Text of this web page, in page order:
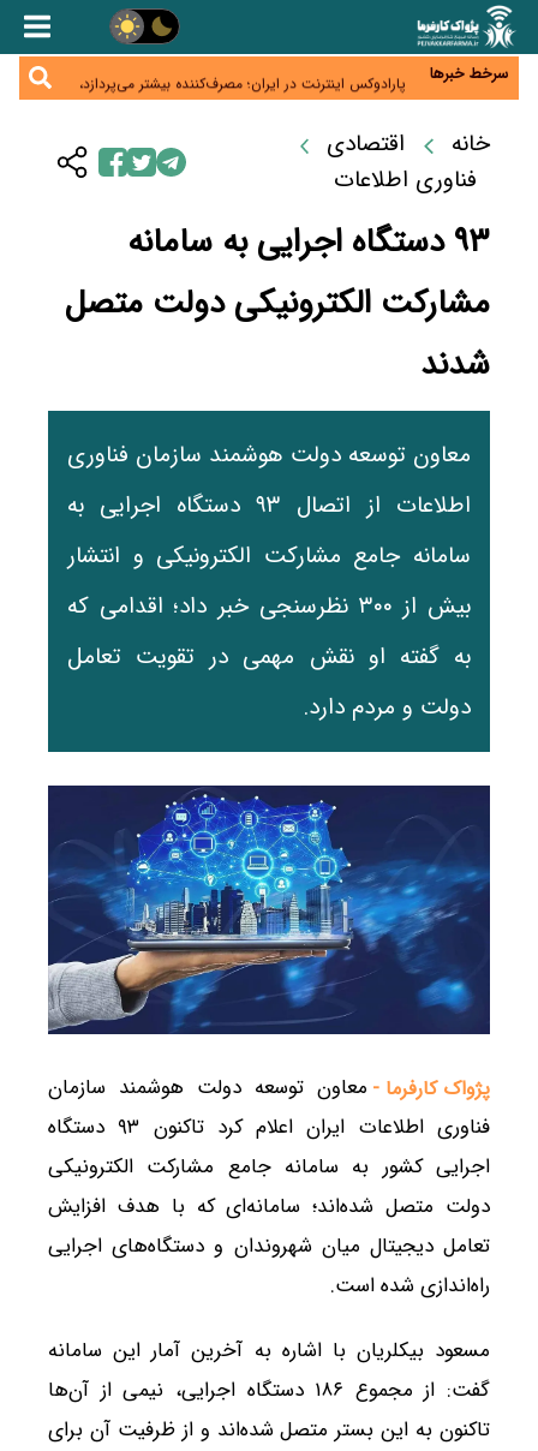
سرخط خبرها
زائران اربعین نگران ارز باقی‌مانده نباشند؛ خرید دینار در
جنگ کریدورها وارد فاز جدید شد؛ سرمایه‌گذاری ۳۴۵
پارادوکس اینترنت در ایران؛ مصرف‌کننده بیشتر می‌پردازد،
شبکه کمتر توسعه می‌یابد
جدید سیاست‌های مالیاتی در حمایت از تولید
معمای تأمین ۸۰ همت معوقات بازنشستگان؛ بانک رفاه
وارد میدان شد
خانه
اقتصادی
فناوری اطلاعات
۹۳ دستگاه اجرایی به سامانه
مشارکت الکترونیکی دولت متصل
شدند
معاون توسعه دولت هوشمند سازمان فناوری
اطلاعات از اتصال ۹۳ دستگاه اجرایی به
سامانه جامع مشارکت الکترونیکی و انتشار
بیش از ۳۰۰ نظرسنجی خبر داد؛ اقدامی که
به گفته او نقش مهمی در تقویت تعامل
دولت و مردم دارد.
پژواک کارفرما - معاون توسعه دولت هوشمند سازمان
فناوری اطلاعات ایران اعلام کرد تاکنون ۹۳ دستگاه
اجرایی کشور به سامانه جامع مشارکت الکترونیکی
دولت متصل شده‌اند؛ سامانه‌ای که با هدف افزایش
تعامل دیجیتال میان شهروندان و دستگاه‌های اجرایی
راه‌اندازی شده است.
مسعود بیکلریان با اشاره به آخرین آمار این سامانه
گفت: از مجموع ۱۸۶ دستگاه اجرایی، نیمی از آن‌ها
تاکنون به این بستر متصل شده‌اند و از ظرفیت آن برای